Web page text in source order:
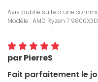
Avis publié suite à une
Modèle : AMD Ryzen 7
par PierreS
Fait parfaitement le